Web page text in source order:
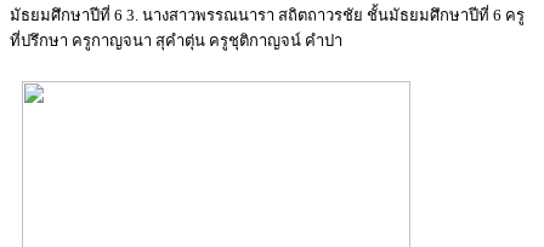
มัธยมศึกษาปีที่ 6 3. นางสาวพรรณนารา สถิตถาวรชัย ชั้นมัธยมศึกษาปีที่ 6 ครู
ที่ปรึกษา ครูกาญจนา สุคำตุ่น ครูชุติกาญจน์ คำปา